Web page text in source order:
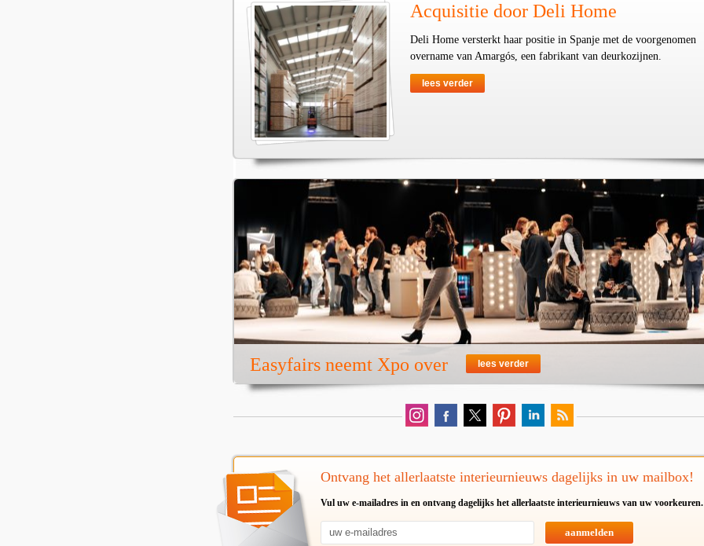
Acquisitie door Deli Home
Deli Home versterkt haar positie in Spanje met de voorgenomen
overname van Amargós, een fabrikant van deurkozijnen.
lees verder
Easyfairs neemt Xpo over lees verder
Ontvang het allerlaatste interieurnieuws dagelijks in uw mailbox!
Vul uw e-mailadres in en ontvang dagelijks het allerlaatste interieurnieuws van uw voorkeuren.
aanmelden